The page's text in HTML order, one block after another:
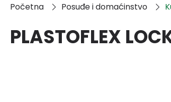
Početna Posuđe i domaćinstvo
PLASTOFLEX